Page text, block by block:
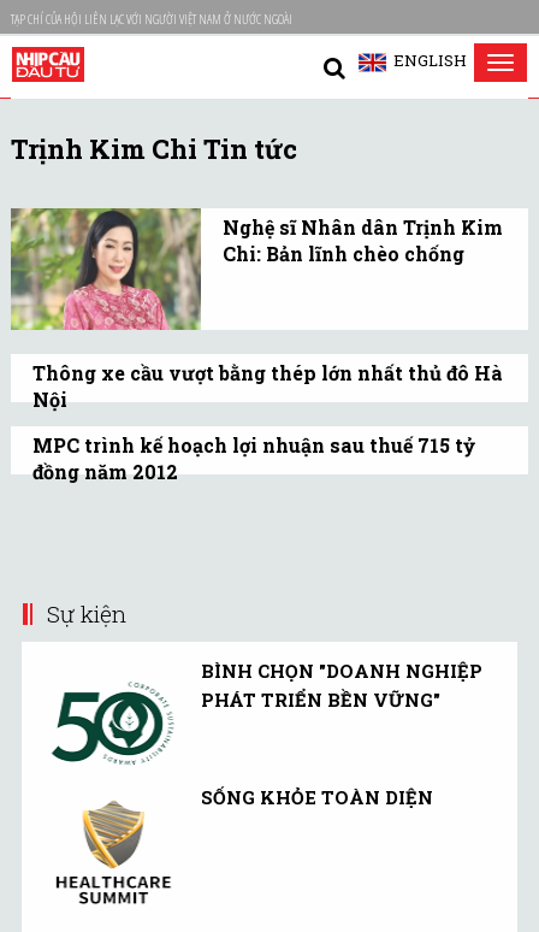
TẠP CHÍ CỦA HỘI LIÊN LẠC VỚI NGƯỜI VIỆT NAM Ở NƯỚC NGOÀI
ENGLISH
Trịnh Kim Chi Tin tức
Nghệ sĩ Nhân dân Trịnh Kim
Chi: Bản lĩnh chèo chống
Kim Chi vẫn luôn nổi bật
là một người phụ nữ sắc
sảo, tận tụy và đong đầy
tình thương.
Thông xe cầu vượt bằng thép lớn nhất thủ đô Hà
Nội
Sáng nay, 5/10, cầu vượt nút Nguyễn Chí
Thanh - Kim Mã (Hà Nội) đã chính thức
MPC trình kế hoạch lợi nhuận sau thuế 715 tỷ
đồng năm 2012
Sự kiện
BÌNH CHỌN "DOANH NGHIỆP
PHÁT TRIỂN BỀN VỮNG"
SỐNG KHỎE TOÀN DIỆN